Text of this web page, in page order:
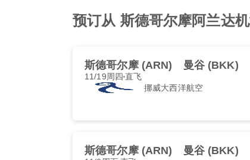
预订从 斯德哥尔摩阿兰达
斯德哥尔摩 (ARN) 曼谷 (BKK)
11/19周四 直飞
挪威大西洋航空
斯德哥尔摩 (ARN) 曼谷 (BKK)